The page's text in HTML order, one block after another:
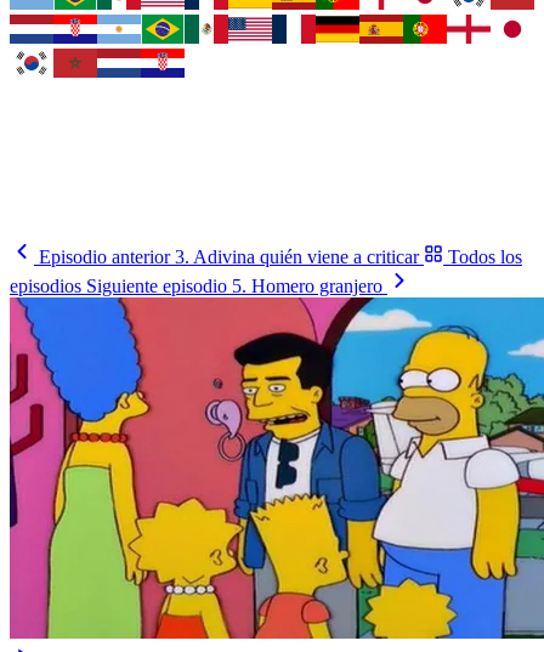
Episodio anterior3. Adivina quién viene a criticar
Todos los
episodios Siguiente episodio 5. Homero granjero